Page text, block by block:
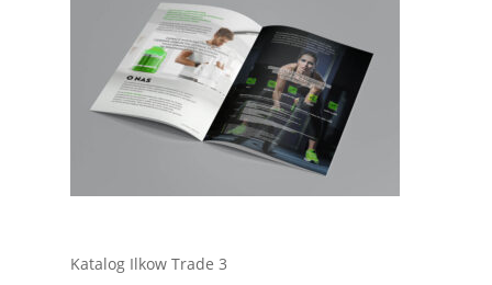
Katalog Ilkow Trade 3